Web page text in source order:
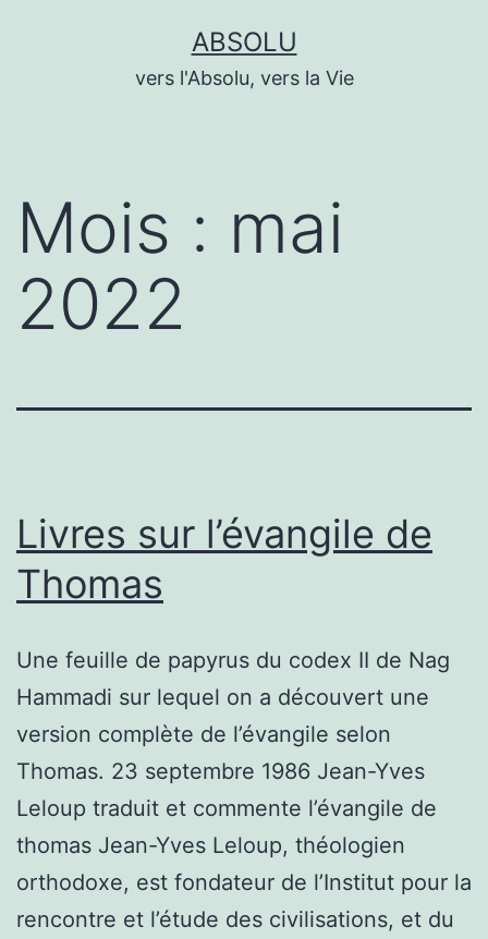
ABSOLU
vers l'Absolu, vers la Vie
Mois : mai
2022
Livres sur l’évangile de
Thomas
Une feuille de papyrus du codex II de Nag
Hammadi sur lequel on a découvert une
version complète de l’évangile selon
Thomas. 23 septembre 1986 Jean-Yves
Leloup traduit et commente l’évangile de
thomas Jean-Yves Leloup, théologien
orthodoxe, est fondateur de l’Institut pour la
rencontre et l’étude des civilisations, et du